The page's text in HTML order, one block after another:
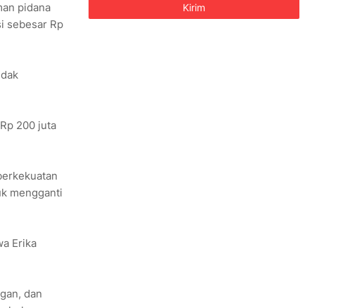
pidana
sebesar Rp
200 juta
mengganti
Erika
dan